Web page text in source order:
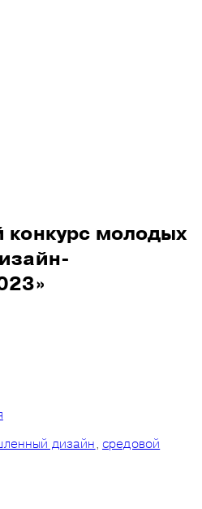
челябинское
конкурс молодых
дизайн средовой